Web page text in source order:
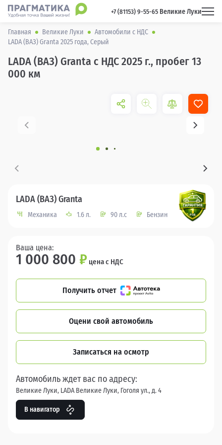
+7 (81153) 9-55-65 Великие Луки
Главная Великие Луки
Автомобили с НДС
LADA (ВАЗ) Granta 2025 года, Серый
LADA (ВАЗ) Granta с НДС 2025 г., пробег 13
000 км
LADA (ВАЗ) Granta
Механика 1.6 л. 90 л.с Бензин
Ваша цена:
1 000 800 ₽ цена с НДС
Получить отчет
Оцени свой автомобиль
Записаться на осмотр
Автомобиль ждет вас по адресу:
Великие Луки, LADA Великие Луки, Гоголя ул., д. 4
В навигатор